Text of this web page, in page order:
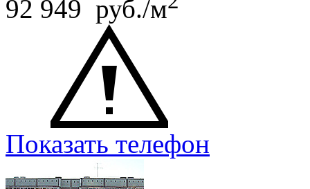
92 949 руб./м
Показать телефон